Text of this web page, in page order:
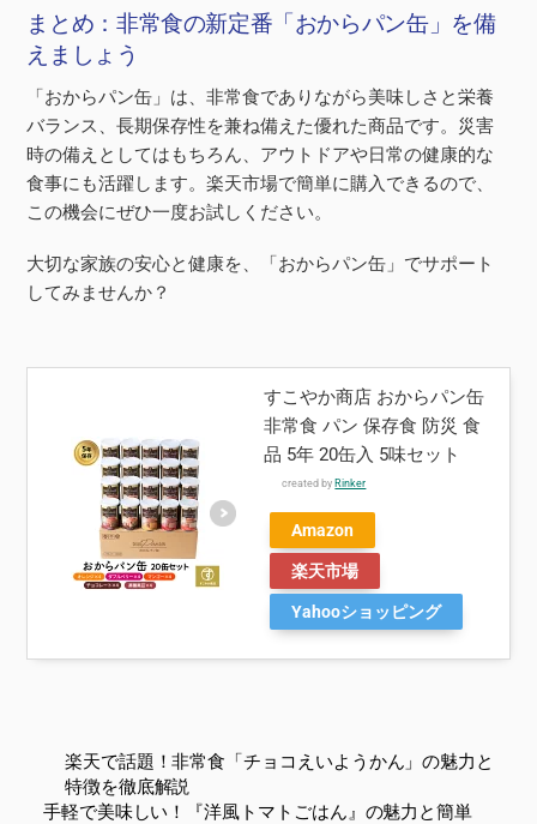
まとめ：非常食の新定番「おからパン缶」を備
えましょう
「おからパン缶」は、非常食でありながら美味しさと栄養
バランス、長期保存性を兼ね備えた優れた商品です。災害
時の備えとしてはもちろん、アウトドアや日常の健康的な
食事にも活躍します。楽天市場で簡単に購入できるので、
この機会にぜひ一度お試しください。
大切な家族の安心と健康を、「おからパン缶」でサポート
してみませんか？
すこやか商店 おからパン缶
非常食 パン 保存食 防災 食
品 5年 20缶入 5味セット
created by Rinker
Amazon
楽天市場
Yahooショッピング
楽天で話題！非常食「チョコえいようかん」の魅力と
特徴を徹底解説
手軽で美味しい！『洋風トマトごはん』の魅力と簡単